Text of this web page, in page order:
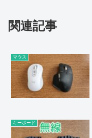
関連記事
マウス
キーボード